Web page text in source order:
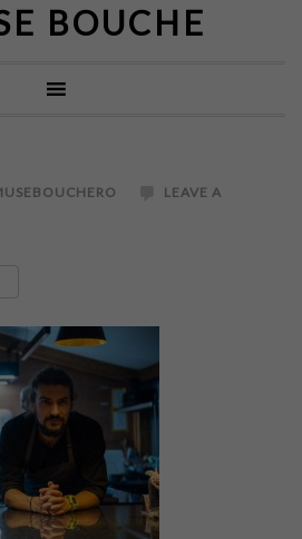
BOUCHE
LEAVE A